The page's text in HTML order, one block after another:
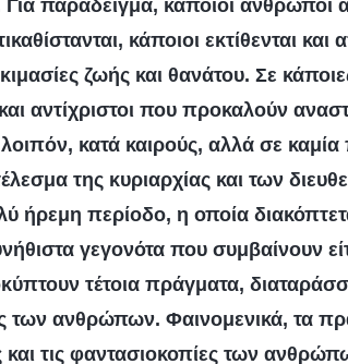
παράδειγμα, κάποιοι άνθρωποι
κάποιοι εκτίθενται
ζωής και θανάτου. Σε
αντίχριστοι που προκαλούν
κατά καιρούς, αλλά σε
της κυριαρχίας και των
ήρεμη περίοδο, η οποία
γεγονότα που συμβαίνουν
τέτοια πράγματα,
των ανθρώπων. Φαινομενικά, τα
τις φαντασιοκοπίες των